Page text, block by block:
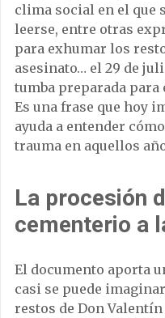
clima social en el que
leerse, entre otras
para exhumar los
asesinato… el 29 de
tumba preparada
Es una frase que hoy
ayuda a entender
trauma en aquellos
La procesión
cementerio a
El documento aporta
casi se puede
restos de Don